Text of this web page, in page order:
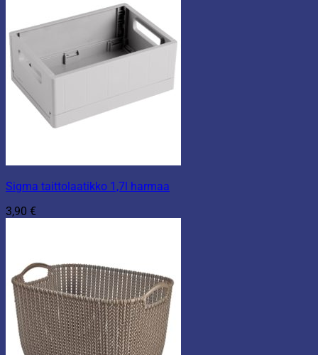
Sigma taittolaatikko 1,7l harmaa
3,90 €